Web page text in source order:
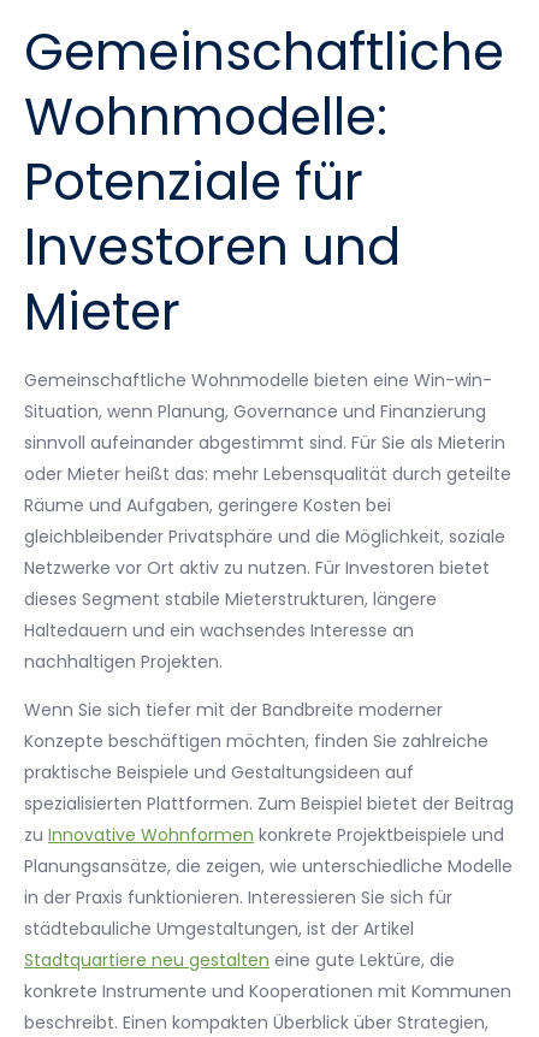
Gemeinschaftliche
Wohnmodelle:
Potenziale für
Investoren und
Mieter
Gemeinschaftliche Wohnmodelle bieten eine Win-win-
Situation, wenn Planung, Governance und Finanzierung
sinnvoll aufeinander abgestimmt sind. Für Sie als Mieterin
oder Mieter heißt das: mehr Lebensqualität durch geteilte
Räume und Aufgaben, geringere Kosten bei
gleichbleibender Privatsphäre und die Möglichkeit, soziale
Netzwerke vor Ort aktiv zu nutzen. Für Investoren bietet
dieses Segment stabile Mieterstrukturen, längere
Haltedauern und ein wachsendes Interesse an
nachhaltigen Projekten.
Wenn Sie sich tiefer mit der Bandbreite moderner
Konzepte beschäftigen möchten, finden Sie zahlreiche
praktische Beispiele und Gestaltungsideen auf
spezialisierten Plattformen. Zum Beispiel bietet der Beitrag
zu Innovative Wohnformen konkrete Projektbeispiele und
Planungsansätze, die zeigen, wie unterschiedliche Modelle
in der Praxis funktionieren. Interessieren Sie sich für
städtebauliche Umgestaltungen, ist der Artikel
Stadtquartiere neu gestalten eine gute Lektüre, die
konkrete Instrumente und Kooperationen mit Kommunen
beschreibt. Einen kompakten Überblick über Strategien,